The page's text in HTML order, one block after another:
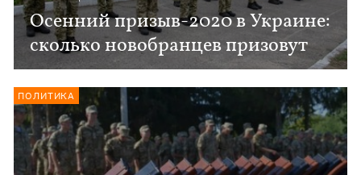
Осенний призыв-2020 в Украине:
сколько новобранцев призовут
ПОЛИТИКА